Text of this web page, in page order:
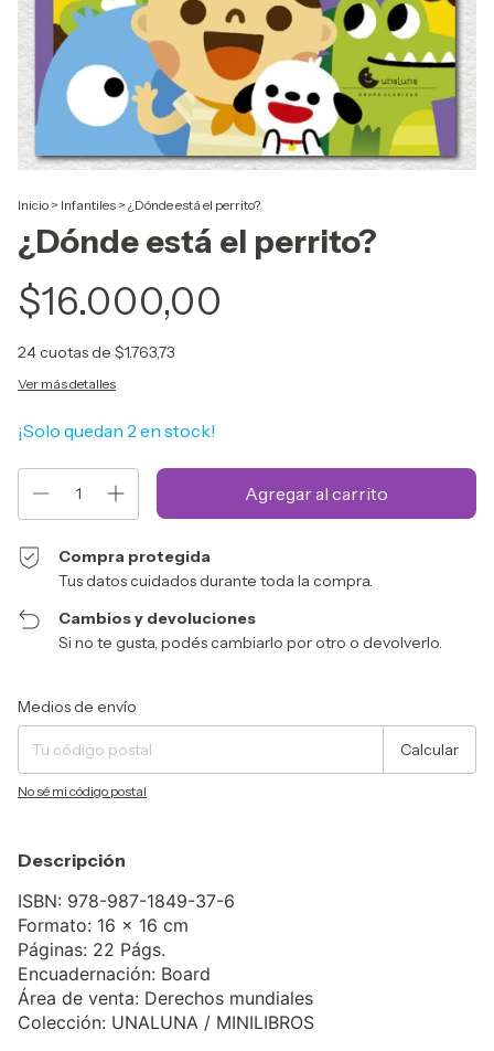
Inicio > Infantiles > ¿Dónde está el perrito?
¿Dónde está el perrito?
$16.000,00
24cuotas de $1.763,73
Ver más detalles
¡Solo quedan 2 en stock!
Compra protegida
Tus datos cuidados durante toda la compra.
Cambios y devoluciones
Si no te gusta, podés cambiarlo por otro o devolverlo.
Entregas para el CP:
Medios de envío
Calcular
No sé mi código postal
Descripción
ISBN: 978-987-1849-37-6
Formato: 16 x 16 cm
Páginas: 22 Págs.
Encuadernación: Board
Área de venta: Derechos mundiales
Colección: UNALUNA / MINILIBROS